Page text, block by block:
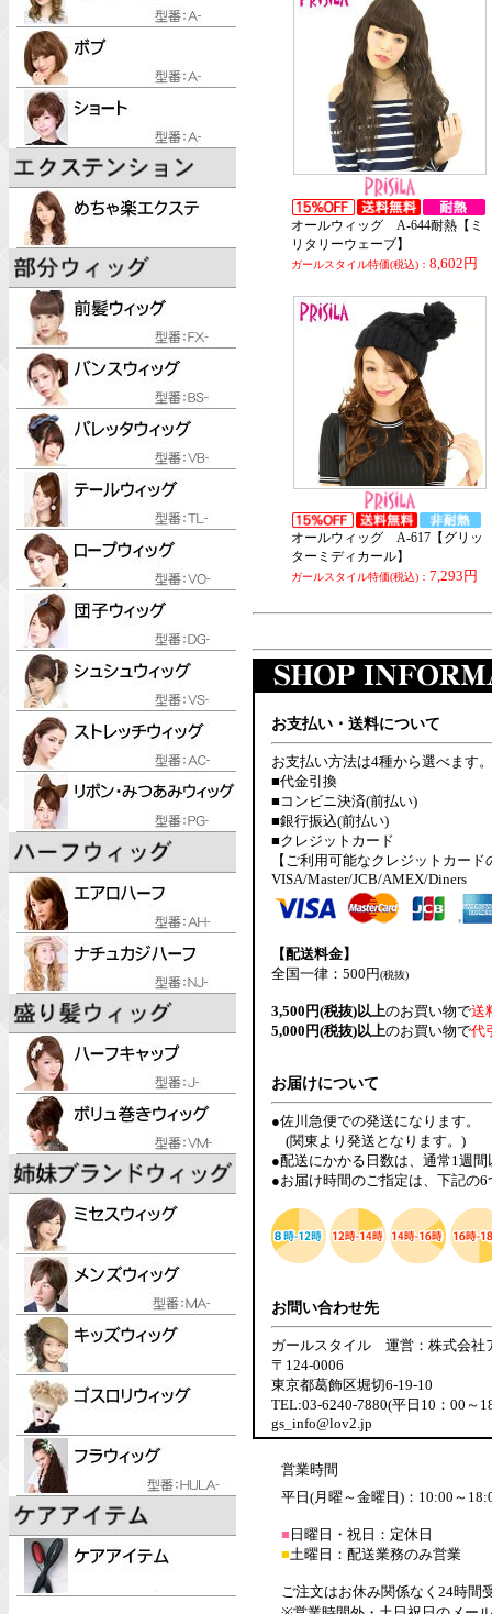
オールウィッグ A-644耐熱【ミ
リタリーウェーブ】
ガールスタイル特価(税込)： 8,602円
オールウィッグ A-617【グリッ
ターミディカール】
ガールスタイル特価(税込)： 7,293円
お支払い・送料について
お支払い方法は4種から選べます。
■代金引換
■コンビニ決済(前払い)
■銀行振込(前払い)
■クレジットカード
【ご利用可能なクレジットカード
VISA/Master/JCB/AMEX/Diners
【配送料金】
全国一律：500円(税抜)
3,500円(税抜)以上のお買い物で送
5,000円(税抜)以上のお買い物で代
お届けについて
●佐川急便での発送になります。
(関東より発送となります。)
●配送にかかる日数は、通常1週
●お届け時間のご指定は、下記の
お問い合わせ先
ガールスタイル 運営：株式会社
〒124-0006
東京都葛飾区堀切6-19-10
TEL:03-6240-7880(平日10：00～
gs_info@lov2.jp
営業時間
平日(月曜～金曜日)：10:00～
■ 日曜日・祝日：定休日
■土曜日：配送業務のみ営業
ご注文はお休み関係なく24時間